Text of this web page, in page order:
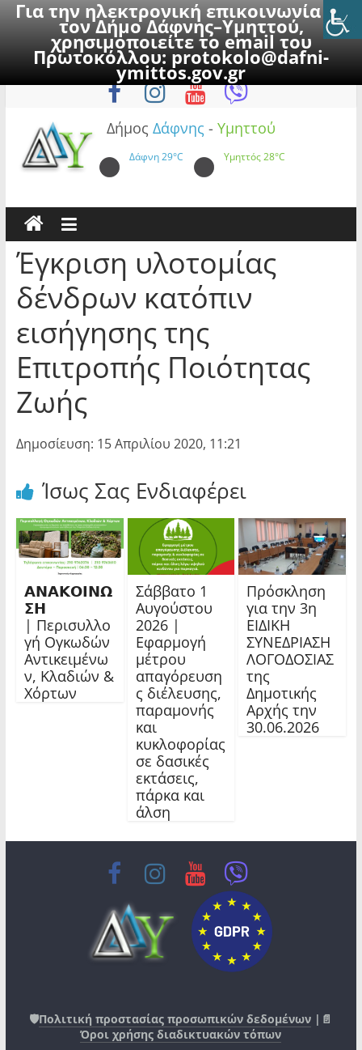
Για την ηλεκτρονική επικοινωνία με
τον Δήμο Δάφνης–Υμηττού,
χρησιμοποιείτε το email του
Πρωτοκόλλου:protokolo@dafni-
ymittos.gov.gr
to
Παρασκευή, 7 Αυγούστου 2026
Δήμος Δάφνης - Υμηττού
Δάφνη29°C Υμηττός28°C
Έγκριση υλοτομίας
δένδρων κατόπιν
εισήγησης της
Επιτροπής Ποιότητας
Ζωής
Δημοσίευση: 15 Απριλίου 2020, 11:21
Ίσως Σας Ενδιαφέρει
𝝖𝝢𝝖𝝟𝝤𝝞𝝢𝝮
𝝨𝝜
| Περισυλλο
γή Ογκωδών
Αντικειμένω
ν, Κλαδιών &
Χόρτων
Σάββατο 1
Αυγούστου
2026 |
Εφαρμογή
μέτρου
απαγόρευση
ς διέλευσης,
παραμονής
και
κυκλοφορίας
σε δασικές
εκτάσεις,
πάρκα και
άλση
Πρόσκληση
για την 3η
ΕΙΔΙΚΗ
ΣΥΝΕΔΡΙΑΣΗ
ΛΟΓΟΔΟΣΙΑΣ
της
Δημοτικής
Αρχής την
30.06.2026
🛡️Πολιτική προστασίας προσωπικών δεδομένων |📄
Όροι χρήσης διαδικτυακών τόπων